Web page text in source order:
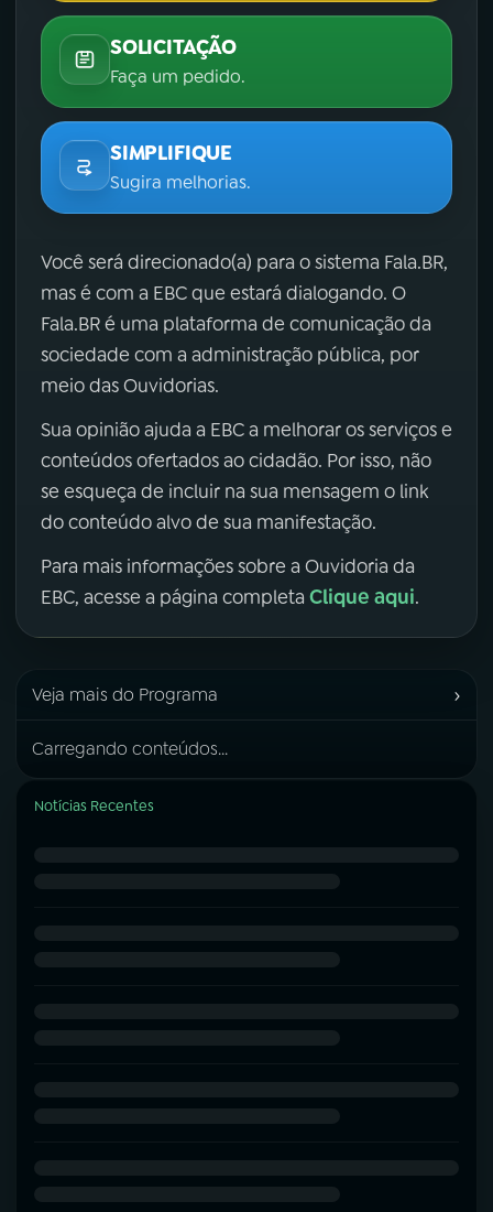
SOLICITAÇÃO
Faça um pedido.
SIMPLIFIQUE
Sugira melhorias.
Você será direcionado(a) para o sistema Fala.BR,
mas é com a EBC que estará dialogando. O
Fala.BR é uma plataforma de comunicação da
sociedade com a administração pública, por
meio das Ouvidorias.
Sua opinião ajuda a EBC a melhorar os serviços e
conteúdos ofertados ao cidadão. Por isso, não
se esqueça de incluir na sua mensagem o link
do conteúdo alvo de sua manifestação.
Para mais informações sobre a Ouvidoria da
EBC, acesse a página completa Clique aqui.
Veja mais do Programa ›
Carregando conteúdos...
Notícias Recentes